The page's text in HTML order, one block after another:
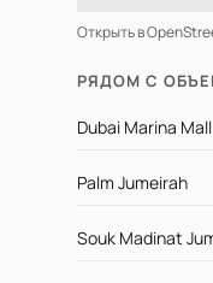
Открыть в
РЯДОМ С
Dubai Marina Mall
Palm Jumeirah
Souk Madinat